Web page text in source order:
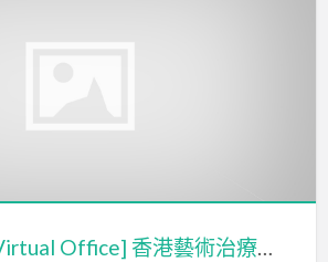
[虛擬辦公室 Virtual Office] 香港藝術治療輔導與教育